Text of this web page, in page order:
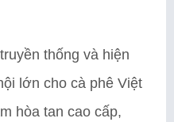
thống và hiện
lớn cho cà phê Việt
hòa tan cao cấp,